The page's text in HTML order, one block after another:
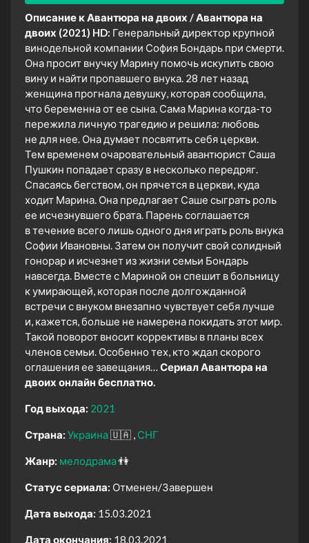
Описание к Авантюра на двоих / Авантюра на
двоих (2021) HD: Генеральный директор крупной
винодельной компании София Бондарь при смерти.
Она просит внучку Марину помочь искупить свою
вину и найти пропавшего внука. 28 лет назад
женщина прогнала девушку, которая сообщила,
что беременна от ее сына. Сама Марина когда-то
пережила личную трагедию и решила: любовь
не для нее. Она думает посвятить себя церкви.
Тем временем очаровательный авантюрист Саша
Пушкин попадает сразу в несколько передряг.
Спасаясь бегством, он прячется в церкви, куда
ходит Марина. Она предлагает Саше сыграть роль
ее исчезнувшего брата. Парень соглашается
в течение всего лишь одного дня играть роль внука
Софии Ивановны. Затем он получит свой солидный
гонорар и исчезнет из жизни семьи Бондарь
навсегда. Вместе с Мариной он спешит в больницу
к умирающей, которая после долгожданной
встречи с внуком внезапно чувствует себя лучше
и, кажется, больше не намерена покидать этот мир.
Такой поворот вносит коррективы в планы всех
членов семьи. Особенно тех, кто ждал скорого
оглашения ее завещания… Сериал Авантюра на
двоих онлайн бесплатно.
Год выхода: 2021
Страна: Украина🇺🇦 СНГ
Жанр: мелодрама👫
Статус сериала: Отменен/Завершен
Дата выхода: 15.03.2021
Дата окончания: 18.03.2021